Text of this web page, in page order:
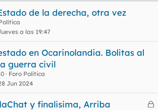
de la derecha, otra vez
a las 19:47
en Ocarinolandia. Bolitas al
guerra civil
Foro Política
Jun 2024
C
y finalisima, Arriba